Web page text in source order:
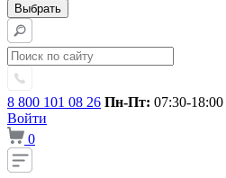
8 800 101 08 26 Пн-Пт: 07:30-18:00
Войти
0